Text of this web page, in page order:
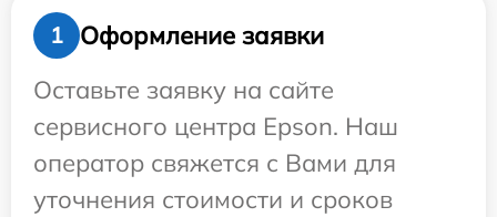
1
Оформление заявки
Оставьте заявку на сайте
сервисного центра Epson. Наш
оператор свяжется с Вами для
уточнения стоимости и сроков